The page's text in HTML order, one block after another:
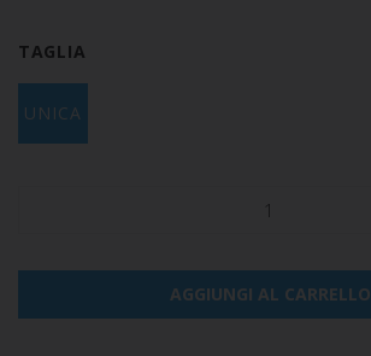
TAGLIA
UNICA
1
AGGIUNGI AL CARRELLO